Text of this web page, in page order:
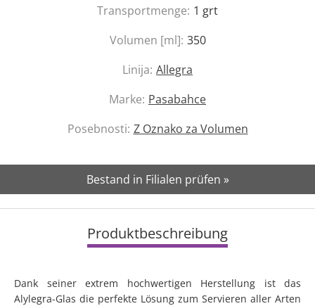
Transportmenge: 1 grt
Volumen [ml]: 350
Linija: Allegra
Marke: Pasabahce
Posebnosti: Z Oznako za Volumen
Bestand in Filialen prüfen »
Produktbeschreibung
Dank seiner extrem hochwertigen Herstellung ist das
Alylegra-Glas die perfekte Lösung zum Servieren aller Arten